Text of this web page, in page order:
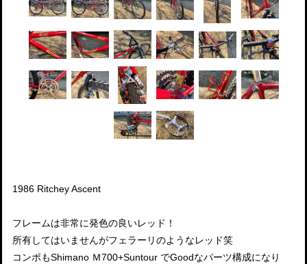
1986 Ritchey Ascent
フレームは非常に発色の良いレッド！
所有してはいませんがフェラーリのようなレッド笑
コンポもShimano Ｍ700+Suntour でGoodなパーツ構成になり